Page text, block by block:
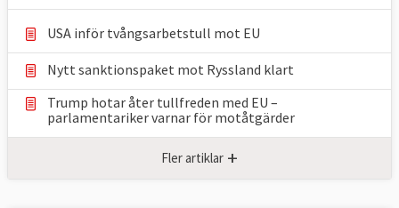
USA inför tvångsarbetstull mot EU
Nytt sanktionspaket mot Ryssland klart
Trump hotar åter tullfreden med EU –
parlamentariker ⁠varnar för motåtgärder
Fler artiklar +